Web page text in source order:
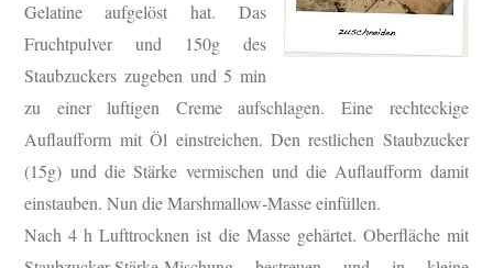
Gelatine aufgelöst hat. Das
Fruchtpulver und 150g des
Staubzuckers zugeben und 5 min
zu einer luftigen Creme aufschlagen.Eine rechteckige
Auflaufform mit Öl einstreichen. Den restlichen Staubzucker
(15g) und die Stärke vermischen und die Auflaufform damit
einstauben. Nun die Marshmallow-Masse einfüllen.
Nach 4 h Lufttrocknen ist die Masse gehärtet. Oberfläche mit